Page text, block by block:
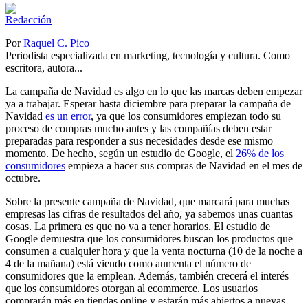
PorRaquel C. Pico
Periodista especializada en marketing, tecnología y cultura. Como
escritora, autora...
La campaña de Navidad es algo en lo que las marcas deben empezar
ya a trabajar. Esperar hasta diciembre para preparar la campaña de
Navidad es un error, ya que los consumidores empiezan todo su
proceso de compras mucho antes y las compañías deben estar
preparadas para responder a sus necesidades desde ese mismo
momento. De hecho, según un estudio de Google, el 26% de los
consumidores empieza a hacer sus compras de Navidad en el mes de
octubre.
Sobre la presente campaña de Navidad, que marcará para muchas
empresas las cifras de resultados del año, ya sabemos unas cuantas
cosas. La primera es que no va a tener horarios. El estudio de
Google demuestra que los consumidores buscan los productos que
consumen a cualquier hora y que la venta nocturna (10 de la noche a
4 de la mañana) está viendo como aumenta el número de
consumidores que la emplean. Además, también crecerá el interés
que los consumidores otorgan al ecommerce. Los usuarios
comprarán más en tiendas online y estarán más abiertos a nuevas